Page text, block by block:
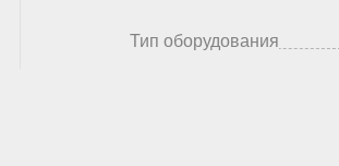
Тип оборудования